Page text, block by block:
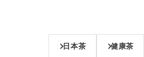
日本茶 健康茶